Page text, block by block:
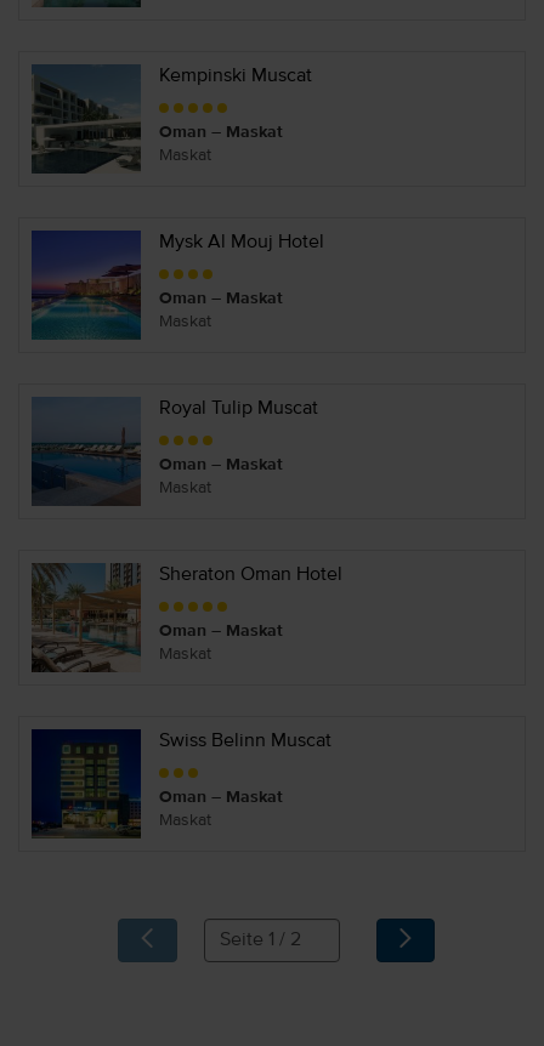
Kempinski Muscat
Oman – Maskat
Maskat
Mysk Al Mouj Hotel
Oman – Maskat
Maskat
Royal Tulip Muscat
Oman – Maskat
Maskat
Sheraton Oman Hotel
Oman – Maskat
Maskat
Swiss Belinn Muscat
Oman – Maskat
Maskat